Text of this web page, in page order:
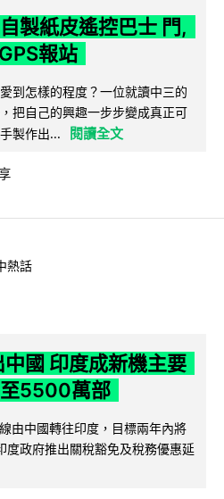
製紙皮遙控巴士 門,
報站
到怎樣的程度？一位就讀中三的
把自己的興趣一步步變成真正可
製作出...
閱讀全文
熱話
國 印度成新機主要
5500萬部
由中國轉往印度，目標兩年內將
度政府推出關稅豁免及稅務優惠延